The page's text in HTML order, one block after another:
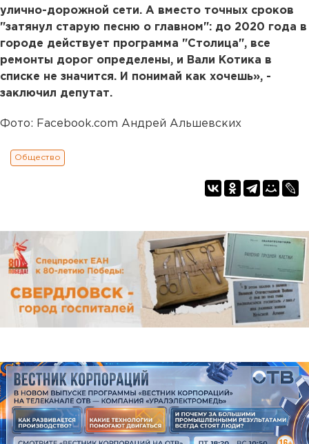
улично-дорожной сети. А вместо точных сроков
"затянул старую песню о главном": до 2020 года в
городе действует программа "Столица", все
ремонты дорог определены, и Вали Котика в
списке не значится. И понимай как хочешь», -
заключил депутат.
Фото: Facebook.com Андрей Альшевских
Общество